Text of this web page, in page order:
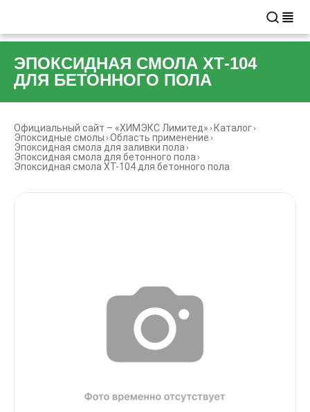
ЭПОКСИДНАЯ СМОЛА ХТ-104
ДЛЯ БЕТОННОГО ПОЛА
Официальный сайт – «ХИМЭКС Лимитед»
Каталог
Эпоксидные смолы Область применение
Эпоксидная смола для заливки пола
Эпоксидная смола для бетонного пола
Эпоксидная смола ХТ-104 для бетонного пола